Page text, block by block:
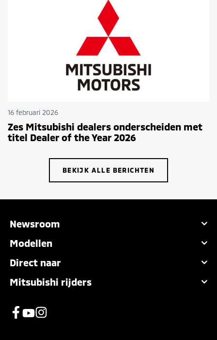
16 februari 2026
Zes Mitsubishi dealers onderscheiden met
titel Dealer of the Year 2026
BEKIJK ALLE BERICHTEN
Newsroom
Modellen
Direct naar
Mitsubishi rijders